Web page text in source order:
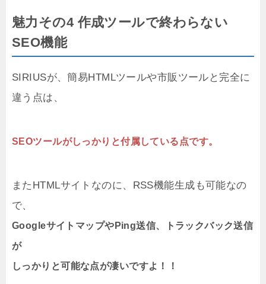
魅力その4 作成ツールで終わらない
SEO機能
SIRIUSが、簡易HTMLツールや市販ツールと完全に
違う点は、
SEOツールがしっかりと付属している点です。
またHTMLサイトなのに、RSS機能生成も可能なの
で、
GoogleサイトマップやPing送信、トラックバック送信
が
しっかりと可能な点が凄いですよ！！